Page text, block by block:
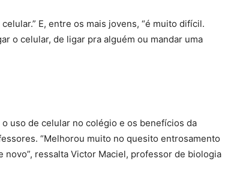
E, entre os mais jovens, “é muito difícil.
o celular, de ligar pra alguém ou mandar uma
uso de celular no colégio e os benefícios da
“Melhorou muito no quesito entrosamento
ressalta Victor Maciel, professor de biologia